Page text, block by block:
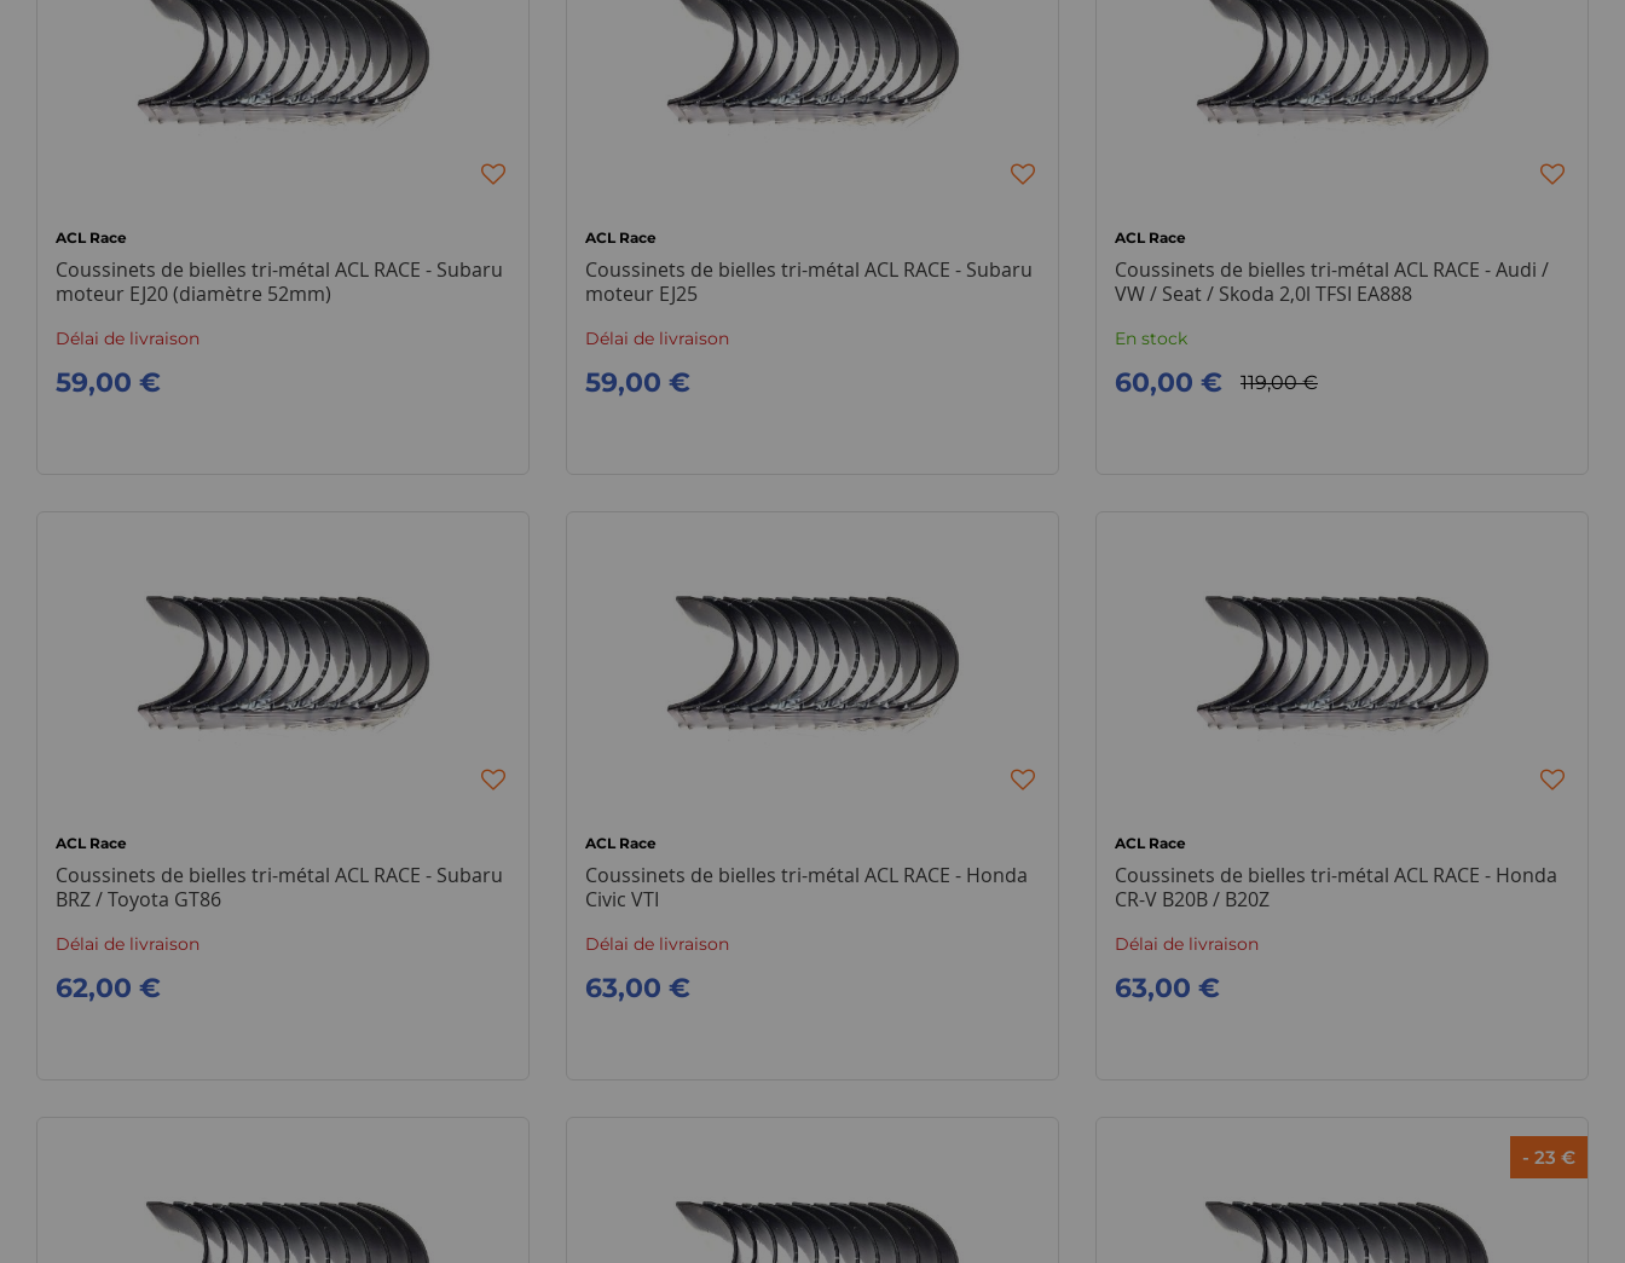
ACL Race
Coussinets de bielles tri-métal ACL RACE - Subaru
moteur EJ20 (diamètre 52mm)
Délai de livraison
59,00 €
ACL Race
Coussinets de bielles tri-métal ACL RACE - Subaru
moteur EJ25
Délai de livraison
59,00 €
ACL Race
Coussinets de bielles tri-métal ACL RACE - Audi /
VW / Seat / Skoda 2,0l TFSI EA888
En stock
119,00 €
60,00 €
ACL Race
Coussinets de bielles tri-métal ACL RACE - Subaru
BRZ / Toyota GT86
Délai de livraison
62,00 €
ACL Race
Coussinets de bielles tri-métal ACL RACE - Honda
Civic VTI
Délai de livraison
63,00 €
ACL Race
Coussinets de bielles tri-métal ACL RACE - Honda
CR-V B20B / B20Z
Délai de livraison
63,00 €
- 23 €